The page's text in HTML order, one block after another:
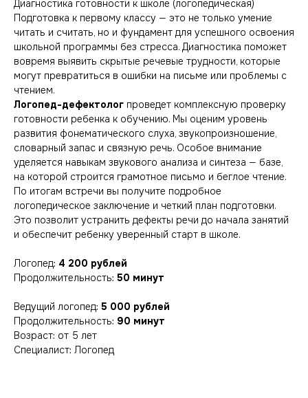
Диагностика готовности к школе (логопедическая)
Подготовка к первому классу — это не только умение
читать и считать, но и фундамент для успешного освоения
школьной программы без стресса. Диагностика поможет
вовремя выявить скрытые речевые трудности, которые
могут превратиться в ошибки на письме или проблемы с
чтением.
Логопед-дефектолог проведет комплексную проверку
готовности ребенка к обучению. Мы оценим уровень
развития фонематического слуха, звукопроизношение,
словарный запас и связную речь. Особое внимание
уделяется навыкам звукового анализа и синтеза — базе,
на которой строится грамотное письмо и беглое чтение.
По итогам встречи вы получите подробное
логопедическое заключение и четкий план подготовки.
Это позволит устранить дефекты речи до начала занятий
и обеспечит ребенку уверенный старт в школе.
Логопед: 4 200 рублей
Продолжительность: 50 минут
Ведущий логопед: 5 000 рублей
Продолжительность: 90 минут
Возраст: от 5 лет
Специалист: Логопед